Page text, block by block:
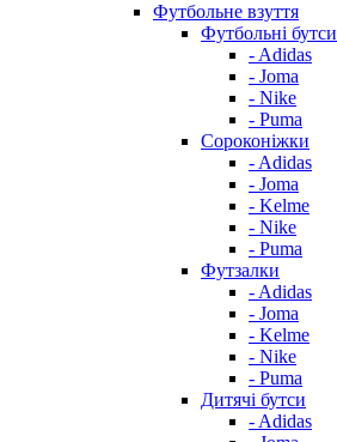
Футбольне взуття
Футбольні бутси
- Adidas
- Joma
- Nike
- Puma
Сороконіжки
- Adidas
- Joma
- Kelme
- Nike
- Puma
Футзалки
- Adidas
- Joma
- Kelme
- Nike
- Puma
Дитячі бутси
- Adidas